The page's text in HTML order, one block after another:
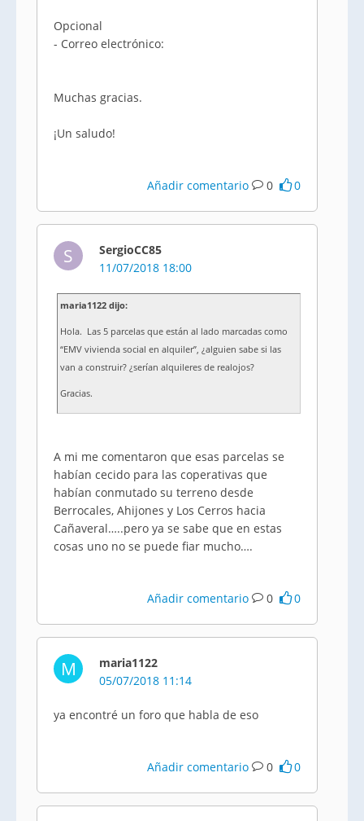
Opcional
- Correo electrónico:
Muchas gracias.
¡Un saludo!
Añadir comentario 0 0
S
SergioCC85
11/07/2018 18:00
maria1122 dijo:
Hola. Las 5 parcelas que están al lado marcadas como
“EMV vivienda social en alquiler”, ¿alguien sabe si las
van a construir? ¿serían alquileres de realojos?
Gracias.
A mi me comentaron que esas parcelas se
habían cecido para las coperativas que
habían conmutado su terreno desde
Berrocales, Ahijones y Los Cerros hacia
Cañaveral…..pero ya se sabe que en estas
cosas uno no se puede fiar mucho….
Añadir comentario 0 0
M
maria1122
05/07/2018 11:14
ya encontré un foro que habla de eso
Añadir comentario 0 0